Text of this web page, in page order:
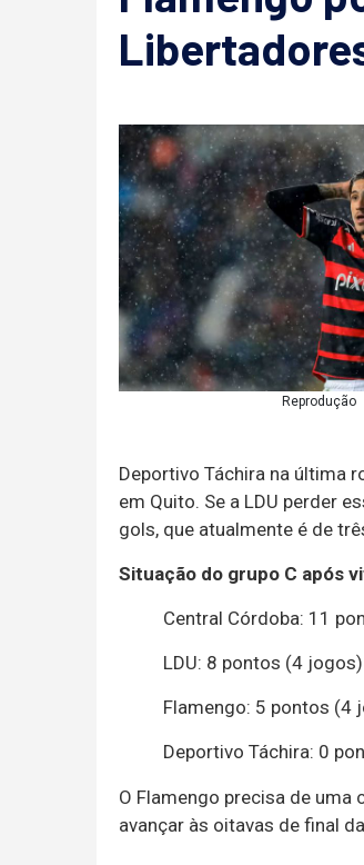
Reprodução
Deportivo Táchira na última
em Quito. Se a LDU perder
gols, que atualmente é de
Situação do grupo C após
Central Córdoba: 11
LDU: 8 pontos (4 jogos)
Flamengo: 5 pontos (4
Deportivo Táchira: 0
O Flamengo precisa de
avançar às oitavas de final